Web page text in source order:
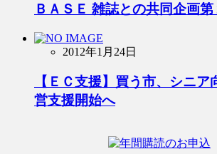
ＢＡＳＥ 雑誌との共同企画第
2012年1月24日
【ＥＣ支援】買う市、シニ
営支援開始へ